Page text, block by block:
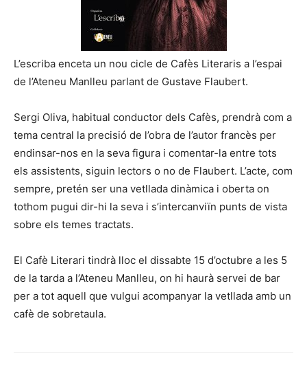
L’escriba enceta un nou cicle de Cafès Literaris a l’espai
de l’Ateneu Manlleu parlant de Gustave Flaubert.
Sergi Oliva, habitual conductor dels Cafès, prendrà com a
tema central la precisió de l’obra de l’autor francès per
endinsar-nos en la seva figura i comentar-la entre tots
els assistents, siguin lectors o no de Flaubert. L’acte, com
sempre, pretén ser una vetllada dinàmica i oberta on
tothom pugui dir-hi la seva i s’intercanviïn punts de vista
sobre els temes tractats.
El Cafè Literari tindrà lloc el dissabte 15 d’octubre a les 5
de la tarda a l’Ateneu Manlleu, on hi haurà servei de bar
per a tot aquell que vulgui acompanyar la vetllada amb un
cafè de sobretaula.